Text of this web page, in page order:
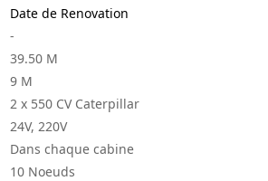
Date de Renovation
-
39.50 M
9 M
2 x 550 CV Caterpillar
24V, 220V
Dans chaque cabine
10 Noeuds